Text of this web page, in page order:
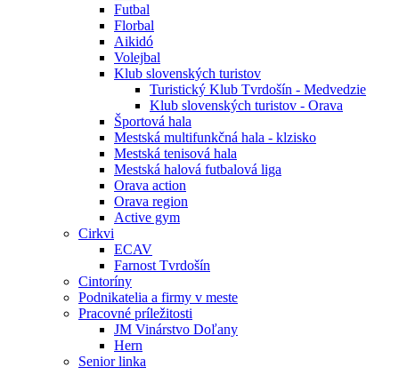
Futbal
Florbal
Aikidó
Volejbal
Klub slovenských turistov
Turistický Klub Tvrdošín - Medvedzie
Klub slovenských turistov - Orava
Športová hala
Mestská multifunkčná hala - klzisko
Mestská tenisová hala
Mestská halová futbalová liga
Orava action
Orava region
Active gym
Cirkvi
ECAV
Farnost Tvrdošín
Cintoríny
Podnikatelia a firmy v meste
Pracovné príležitosti
JM Vinárstvo Doľany
Hern
Senior linka